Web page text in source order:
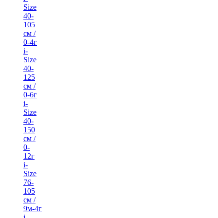
Size
40-
105
см /
0-4г
i-
Size
40-
125
см /
0-6г
i-
Size
40-
150
см /
0-
12г
i-
Size
76-
105
см /
9м-4г